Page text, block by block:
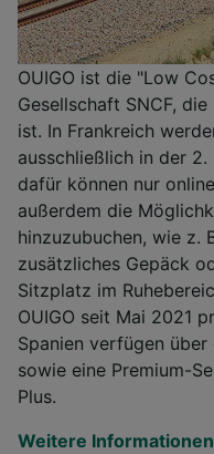
OUIGO ist die "Low
Gesellschaft SNCF,
ist. In Frankreich
ausschließlich in der
dafür können nur
außerdem die
hinzuzubuchen, wie z.
zusätzliches Gepäck
Sitzplatz im
OUIGO seit Mai 2021
Spanien verfügen über
sowie eine Premium-
Plus.
Weitere Informationen